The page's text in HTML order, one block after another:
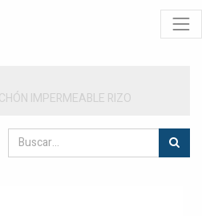
IMPERMEABLE RIZO